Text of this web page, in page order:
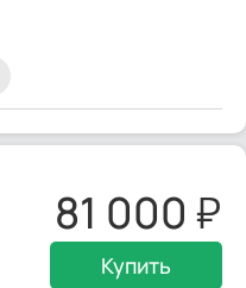
81 000
Купить